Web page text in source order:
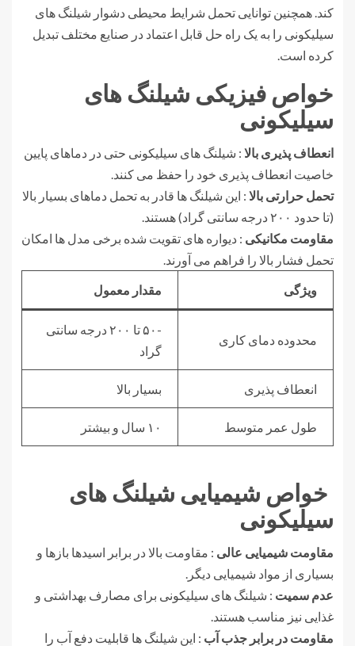
کند. همچنین توانایی تحمل شرایط محیطی دشوار شیلنگ های
سیلیکونی را به یک راه حل قابل اعتماد در صنایع مختلف تبدیل
کرده است.
خواص فیزیکی شیلنگ های
سیلیکونی
انعطاف پذیری بالا : شیلنگ های سیلیکونی حتی در دماهای پایین
خاصیت انعطاف پذیری خود را حفظ می کنند.
تحمل حرارتی بالا : این شیلنگ ها قادر به تحمل دماهای بسیار بالا
(تا حدود ۲۰۰ درجه سانتی گراد) هستند.
مقاومت مکانیکی : دیواره های تقویت شده برخی مدل ها امکان
تحمل فشار بالا را فراهم می آورند.
ویژگی
مقدار معمول
محدوده دمای کاری
-۵۰ تا ۲۰۰ درجه سانتی
گراد
انعطاف پذیری بسیار بالا
طول عمر متوسط ۱۰ سال و بیشتر
خواص شیمیایی شیلنگ های
سیلیکونی
مقاومت شیمیایی عالی : مقاومت بالا در برابر اسیدها بازها و
بسیاری از مواد شیمیایی دیگر.
عدم سمیت : شیلنگ های سیلیکونی برای مصارف بهداشتی و
غذایی نیز مناسب هستند.
مقاومت در برابر جذب آب : این شیلنگ ها قابلیت دفع آب را